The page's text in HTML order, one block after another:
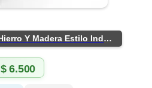
Mesa Recibidor De Hierro Y Madera Estilo Industrial
$6.500